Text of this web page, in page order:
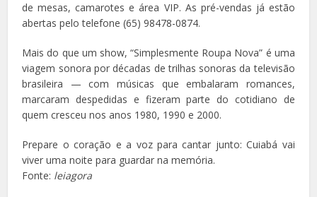
de mesas, camarotes e área VIP. As pré-vendas já estão
abertas pelo telefone (65) 98478-0874.
Mais do que um show, “Simplesmente Roupa Nova” é uma
viagem sonora por décadas de trilhas sonoras da televisão
brasileira — com músicas que embalaram romances,
marcaram despedidas e fizeram parte do cotidiano de
quem cresceu nos anos 1980, 1990 e 2000.
Prepare o coração e a voz para cantar junto: Cuiabá vai
viver uma noite para guardar na memória.
Fonte: leiagora